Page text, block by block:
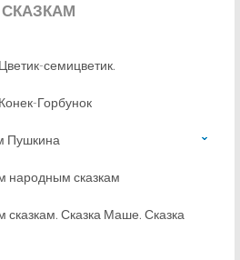
СКАЗКАМ
семицветик.
Горбунок
Пушкина
народным сказкам
сказкам. Сказка Маше. Сказка